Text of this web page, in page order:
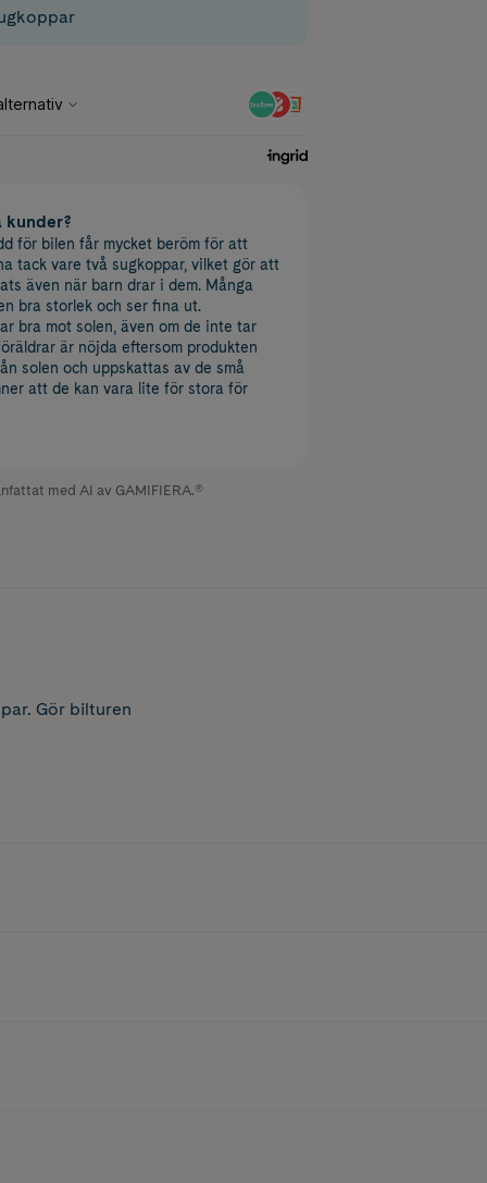
kunder?
för bilen får mycket beröm för att
tack vare två sugkoppar, vilket gör att
även när barn drar i dem. Många
bra storlek och ser fina ut.
bra mot solen, även om de inte tar
är nöjda eftersom produkten
solen och uppskattas av de små
att de kan vara lite för stora för
med AI av GAMIFIERA.®
Gör bilturen